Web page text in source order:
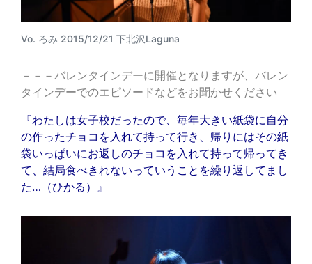
Vo. ろみ 2015/12/21 下北沢Laguna
－－－バレンタインデーに開催となりますが、バレン
タインデーでのエピソードなどをお聞かせください
『わたしは女子校だったので、毎年大きい紙袋に自分
の作ったチョコを入れて持って行き、帰りにはその紙
袋いっぱいにお返しのチョコを入れて持って帰ってき
て、結局食べきれないっていうことを繰り返してまし
た…（ひかる）』